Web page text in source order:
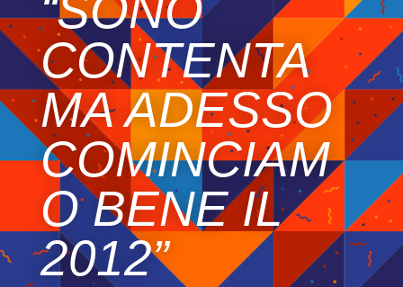
CONTENTA
MA ADESSO
COMINCIAM
O BENE IL
2012”